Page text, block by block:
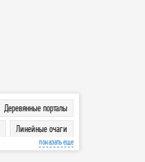
Деревянные порталы
Линейные очаги
Угловые порталы
показать еще